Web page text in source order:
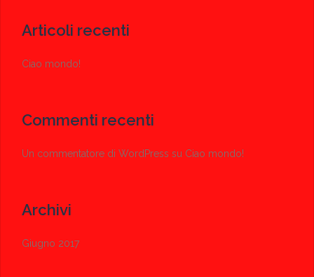
Articoli recenti
Ciao mondo!
Commenti recenti
Un commentatore di WordPress su Ciao mondo!
Archivi
Giugno 2017